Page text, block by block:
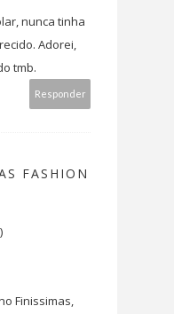
nunca tinha
Adorei,
tmb.
Responder
FASHION
Finissimas,